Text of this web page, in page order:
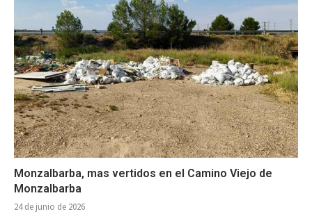
Monzalbarba, mas vertidos en el Camino Viejo de
Monzalbarba
24 de junio de 2026